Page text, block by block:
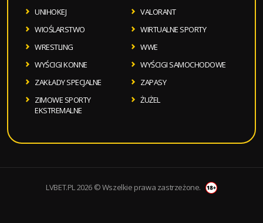
UNIHOKEJ
VALORANT
WIOŚLARSTWO
WIRTUALNE SPORTY
WRESTLING
WWE
WYŚCIGI KONNE
WYŚCIGI SAMOCHODOWE
ZAKŁADY SPECJALNE
ZAPASY
ZIMOWE SPORTY
EKSTREMALNE
ŻUŻEL
LVBET.PL 2026 © Wszelkie prawa zastrzeżone.